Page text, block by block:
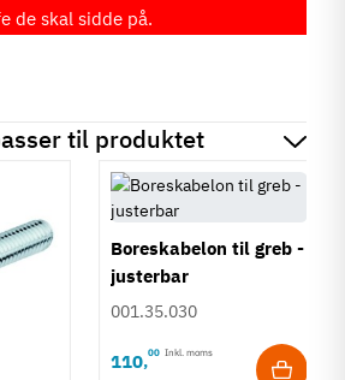
de skal sidde på.
til produktet
Boreskabelon til greb -
justerbar
001.35.030
110,00 Inkl. moms